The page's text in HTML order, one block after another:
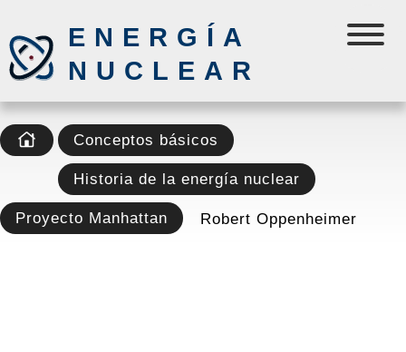
ENERGÍA
NUCLEAR
Conceptos básicos
Historia de la energía nuclear
Proyecto Manhattan Robert Oppenheimer